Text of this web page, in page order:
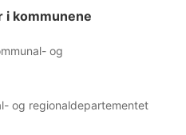
i kommunene
og
og regionaldepartementet